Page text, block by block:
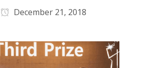
December 21, 2018